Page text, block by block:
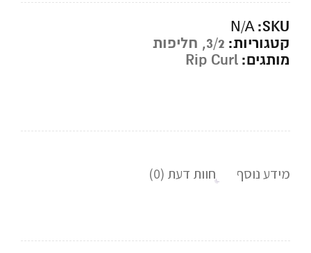
SKU:
N/A
קטגוריות: 3/2
, חליפות
מותגים: Rip Curl
מידע נוסף חוות דעת (0)